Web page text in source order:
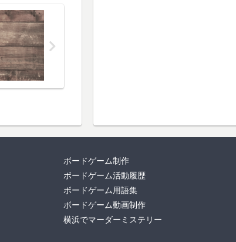
ボードゲーム制作
ボードゲーム活動履歴
ボードゲーム用語集
ボードゲーム動画制作
横浜でマーダーミステリー